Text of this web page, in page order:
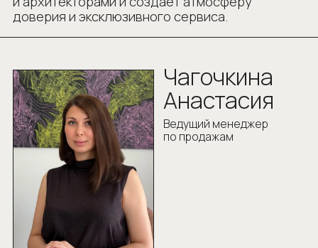
Technical specialist
13+ лет опыта
Анастасия работает в итальянской
мебельной индустрии с 2013 года,
обладая колоссальным практическим
опытом в комплектации масштабных
интерьерных проектов. Её ключевое
преимущество — глубокая техническая
экспертиза и доскональное знание
всех этапов мебельного производства.